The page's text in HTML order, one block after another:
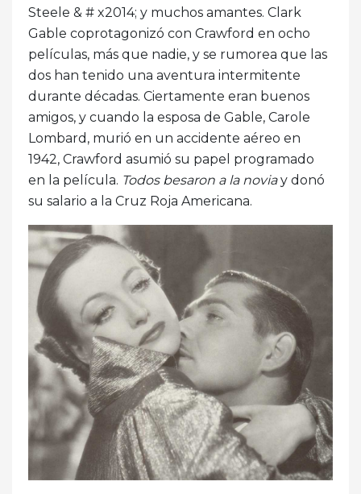
Steele & # x2014; y muchos amantes. Clark
Gable coprotagonizó con Crawford en ocho
películas, más que nadie, y se rumorea que las
dos han tenido una aventura intermitente
durante décadas. Ciertamente eran buenos
amigos, y cuando la esposa de Gable, Carole
Lombard, murió en un accidente aéreo en
1942, Crawford asumió su papel programado
en la película. Todos besaron a la noviay donó
su salario a la Cruz Roja Americana.